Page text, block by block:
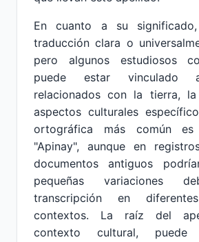
En cuanto a su
traducción clara o
pero algunos estudiosos
puede estar vinculado
relacionados con la tierra,
aspectos culturales
ortográfica más común es
"Apinay", aunque en
documentos antiguos
pequeñas variaciones
transcripción en
contextos. La raíz del
contexto cultural, puede